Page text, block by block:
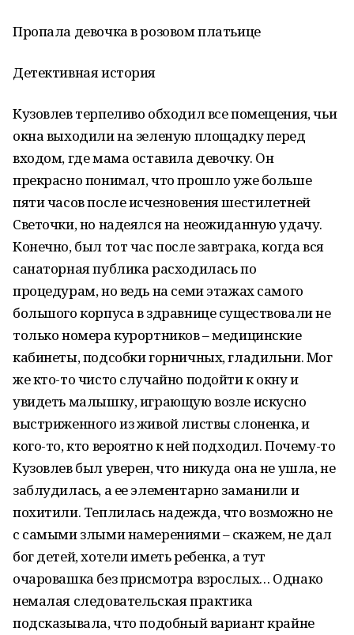
Пропала девочка в розовом платьице
Детективная история
Кузовлев терпеливо обходил все помещения, чьи
окна выходили на зеленую площадку перед
входом, где мама оставила девочку. Он
прекрасно понимал, что прошло уже больше
пяти часов после исчезновения шестилетней
Светочки, но надеялся на неожиданную удачу.
Конечно, был тот час после завтрака, когда вся
санаторная публика расходилась по
процедурам, но ведь на семи этажах самого
большого корпуса в здравнице существовали не
только номера курортников – медицинские
кабинеты, подсобки горничных, гладильни. Мог
же кто-то чисто случайно подойти к окну и
увидеть малышку, играющую возле искусно
выстриженного из живой листвы слоненка, и
кого-то, кто вероятно к ней подходил. Почему-то
Кузовлев был уверен, что никуда она не ушла, не
заблудилась, а ее элементарно заманили и
похитили. Теплилась надежда, что возможно не
с самыми злыми намерениями – скажем, не дал
бог детей, хотели иметь ребенка, а тут
очаровашка без присмотра взрослых… Однако
немалая следовательская практика
подсказывала, что подобный вариант крайне